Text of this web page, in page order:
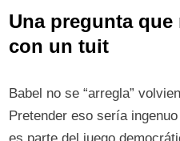
Una pregunta que
con un tuit
Babel no se “arregla”
Pretender eso sería